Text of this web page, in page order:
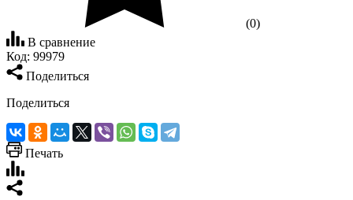
(0)
В сравнение
Код: 99979
Поделиться
Поделиться
Печать